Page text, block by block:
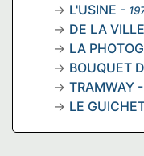
L'USINE -
DE LA
LA
BOUQUET
TRAMWAY -
LE